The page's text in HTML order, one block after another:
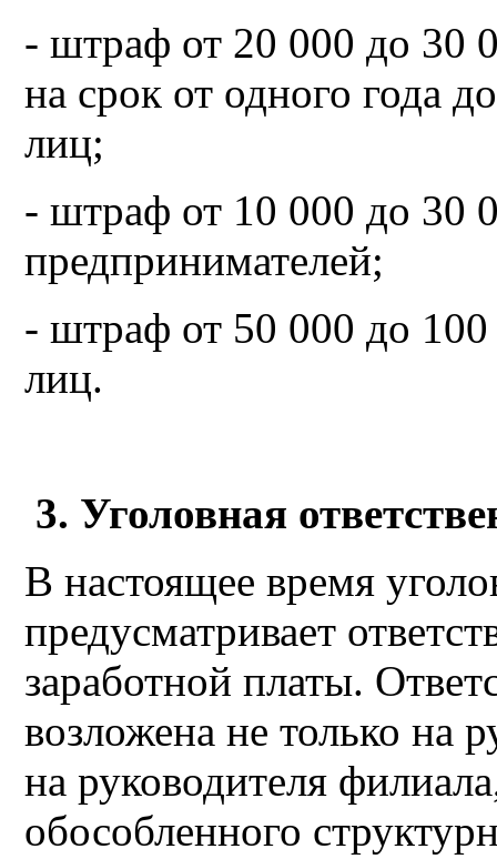
- штраф от 20 000 до 30
на срок от одного года
лиц;
- штраф от 10 000 до 30
предпринимателей;
- штраф от 50 000 до
лиц.
3. Уголовная
В настоящее время
предусматривает
заработной платы.
возложена не только на
на руководителя
обособленного